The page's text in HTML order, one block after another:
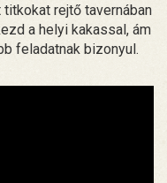
rejtő tavernában
a helyi kakassal, ám
feladatnak bizonyul.